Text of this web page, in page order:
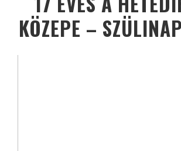
KÖZEPE –